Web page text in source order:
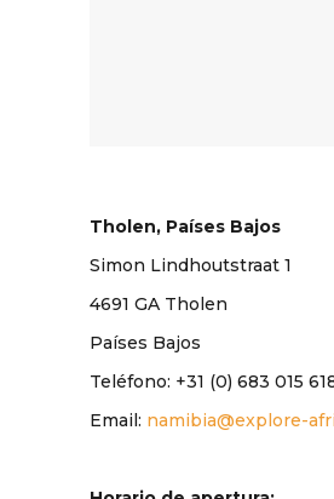
Tholen, Países Bajos
​Simon Lindhoutstraat 1
4691 GA Tholen
Países Bajos
Teléfono: +31 (0) 683 015
Email: namibia@explore-